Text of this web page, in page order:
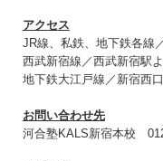
アクセス
JR線、私鉄、地下鉄各
西武新宿線／西武新宿駅
地下鉄大江戸線／新宿西
お問い合わせ先
河合塾KALS新宿本校